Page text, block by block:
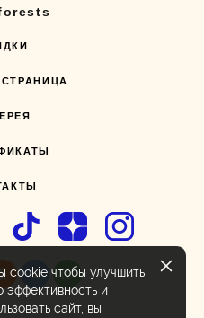
cookie чтобы улучшить
эффективность и
сайт, вы